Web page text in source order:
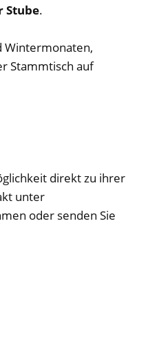
Stube.
Wintermonaten,
Stammtisch auf
direkt zu ihrer
unter
oder senden Sie